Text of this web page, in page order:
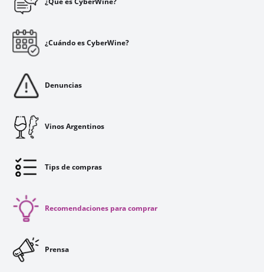
¿Cuándo es CyberWine?
Denuncias
Vinos Argentinos
Tips de compras
Recomendaciones para comprar
Prensa